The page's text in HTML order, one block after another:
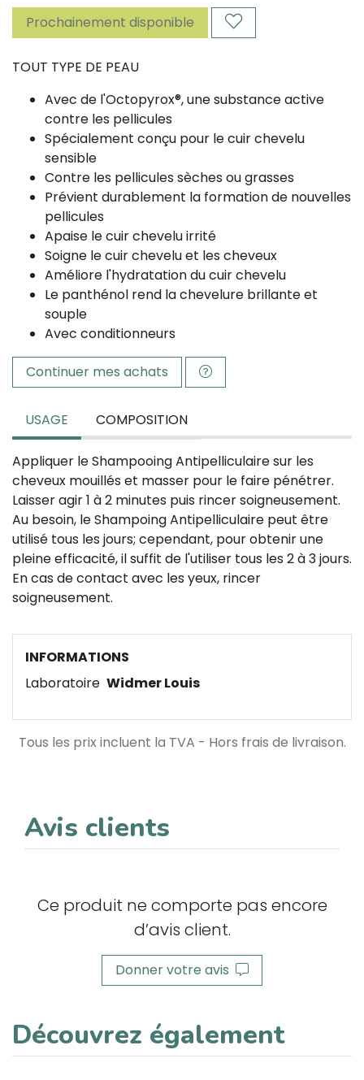
Prochainement disponible
TOUT TYPE DE PEAU
Avec de l'Octopyrox®, une substance active
contre les pellicules
Spécialement conçu pour le cuir chevelu
sensible
Contre les pellicules sèches ou grasses
Prévient durablement la formation de nouvelles
pellicules
Apaise le cuir chevelu irrité
Soigne le cuir chevelu et les cheveux
Améliore l'hydratation du cuir chevelu
Le panthénol rend la chevelure brillante et
souple
Avec conditionneurs​
Continuer mes achats
USAGE COMPOSITION
Appliquer le Shampooing Antipelliculaire sur les
cheveux mouillés et masser pour le faire pénétrer.
Laisser agir 1 à 2 minutes puis rincer soigneusement.
Au besoin, le Shampoing Antipelliculaire peut être
utilisé tous les jours; cependant, pour obtenir une
pleine efficacité, il suffit de l'utiliser tous les 2 à 3 jours.
En cas de contact avec les yeux, rincer
soigneusement.
INFORMATIONS
Laboratoire Widmer Louis
Tous les prix incluent la TVA - Hors frais de livraison.
Avis clients
Ce produit ne comporte pas encore
d’avis client.
Donner votre avis
Découvrez également